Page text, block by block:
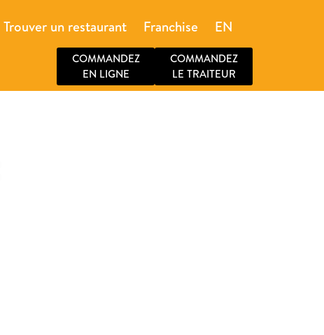
Trouver un restaurant Franchise EN
COMMANDEZ
EN LIGNE
COMMANDEZ
LE TRAITEUR